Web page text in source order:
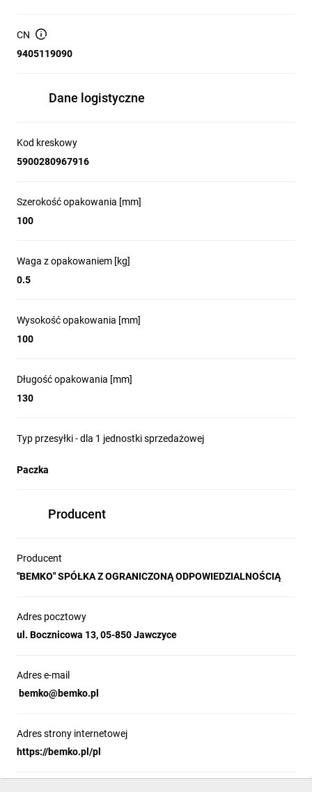
CN
9405119090
Dane logistyczne
Kod kreskowy
5900280967916
Szerokość opakowania [mm]
100
Waga z opakowaniem [kg]
0.5
Wysokość opakowania [mm]
100
Długość opakowania [mm]
130
Typ przesyłki - dla 1 jednostki sprzedażowej
Paczka
Producent
Producent
"BEMKO" SPÓŁKA Z OGRANICZONĄ ODPOWIEDZIALNOŚCIĄ
Adres pocztowy
ul. Bocznicowa 13, 05-850 Jawczyce
Adres e-mail
bemko@bemko.pl
Adres strony internetowej
https://bemko.pl/pl